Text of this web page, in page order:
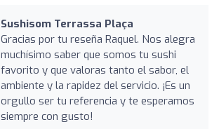
Sushisom Terrassa Plaça
Gracias por tu reseña Raquel. Nos alegra
muchísimo saber que somos tu sushi
favorito y que valoras tanto el sabor, el
ambiente y la rapidez del servicio. ¡Es un
orgullo ser tu referencia y te esperamos
siempre con gusto!